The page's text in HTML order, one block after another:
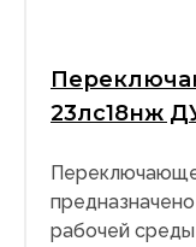
23лс18нж
рабочей